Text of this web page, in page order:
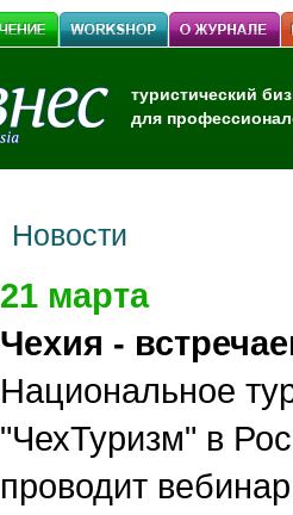
туристический
для
Новости
21 марта
Чехия -
Национальное
"ЧехТуризм" в
проводит